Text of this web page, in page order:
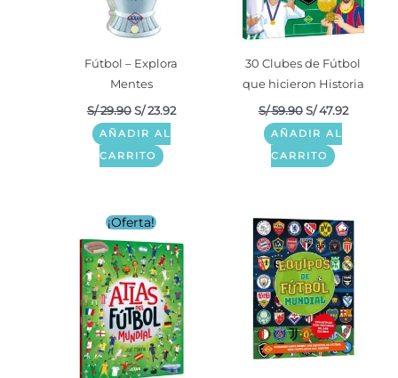
Fútbol – Explora
Mentes
S/29.90 S/23.92
AÑADIR AL
CARRITO
30 Clubes de Fútbol
que hicieron Historia
S/59.90 S/47.92
AÑADIR AL
CARRITO
¡Oferta!